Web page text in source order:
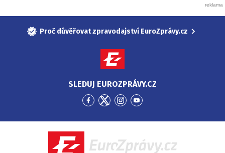
Proč důvěřovat zpravodajství EuroZprávy.cz
SLEDUJ EUROZPRÁVY.CZ
Přejít
Facebook
Přejít
Twitter
Přejít
Instagram
Přejít
YouTube
EuroZprávy.cz